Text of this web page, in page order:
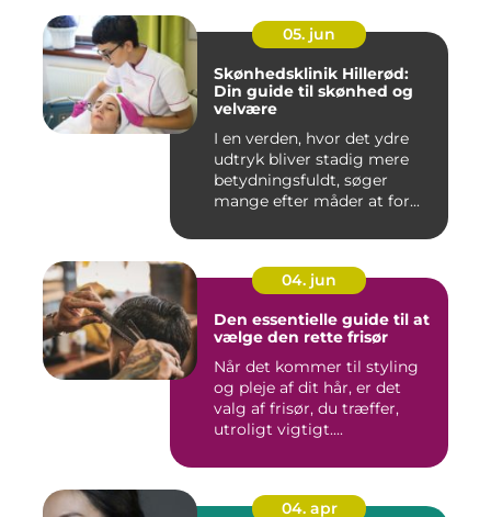
05. jun
Skønhedsklinik Hillerød:
Din guide til skønhed og
velvære
I en verden, hvor det ydre
udtryk bliver stadig mere
betydningsfuldt, søger
mange efter måder at for...
04. jun
Den essentielle guide til at
vælge den rette frisør
Når det kommer til styling
og pleje af dit hår, er det
valg af frisør, du træffer,
utroligt vigtigt....
04. apr